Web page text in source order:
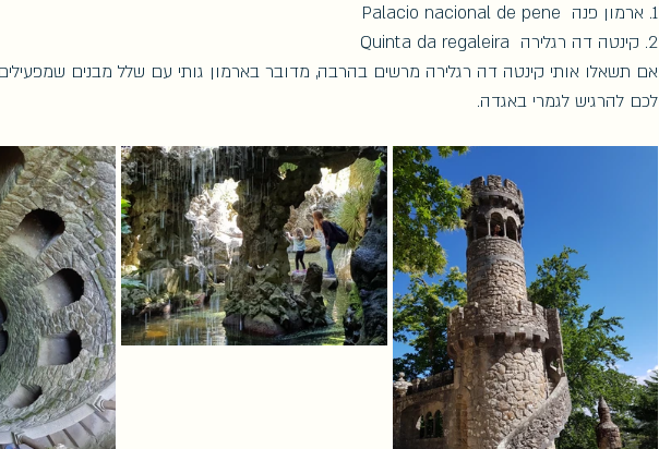
1. ארמון פנה  Palacio nacional de pene
2. קינטה דה רגלירה  Quinta da regaleira
אם תשאלו אותי קינטה דה רגלירה מרשים בהרבה, מדובר בארמון גותי עם שלל מבנים שמפעילים
לכם להרגיש לגמרי באגדה.